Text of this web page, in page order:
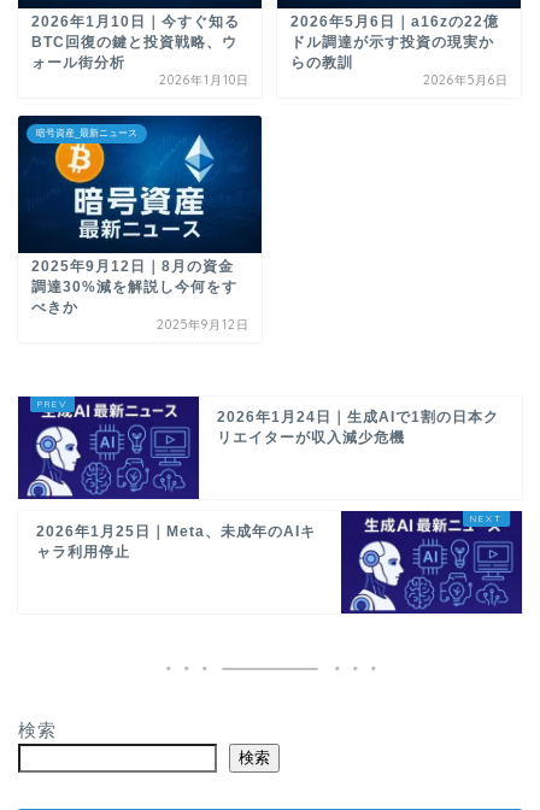
2026年1月10日｜今すぐ知る
BTC回復の鍵と投資戦略、ウ
ォール街分析
2026年1月10日
2026年5月6日｜a16zの22億
ドル調達が示す投資の現実か
らの教訓
2026年5月6日
暗号資産_最新ニュース
2025年9月12日｜8月の資金
調達30%減を解説し今何をす
べきか
2025年9月12日
2026年1月24日｜生成AIで1割の日本ク
リエイターが収入減少危機
2026年1月25日｜Meta、未成年のAIキ
ャラ利用停止
検索
検索